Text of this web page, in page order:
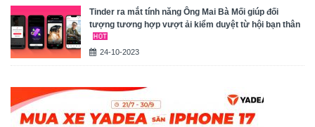
Tinder ra mắt tính năng Ông Mai Bà Mối giúp đối
tượng tương hợp vượt ải kiểm duyệt từ hội bạn thân
24-10-2023